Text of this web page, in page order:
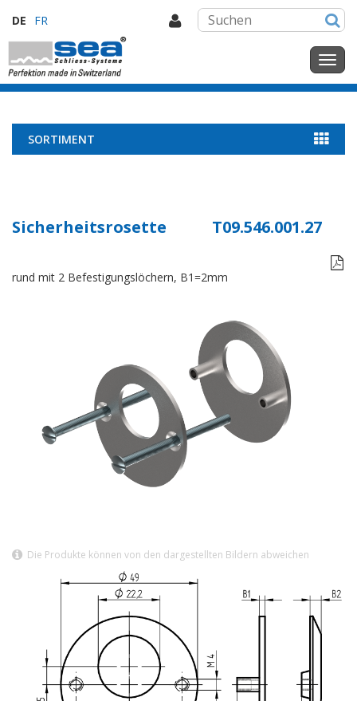
DE FR
SORTIMENT
Sicherheitsrosette T09.546.001.27

rund mit 2 Befestigungslöchern, B1=2mm
Die Produkte können von den dargestellten Bildern abweichen